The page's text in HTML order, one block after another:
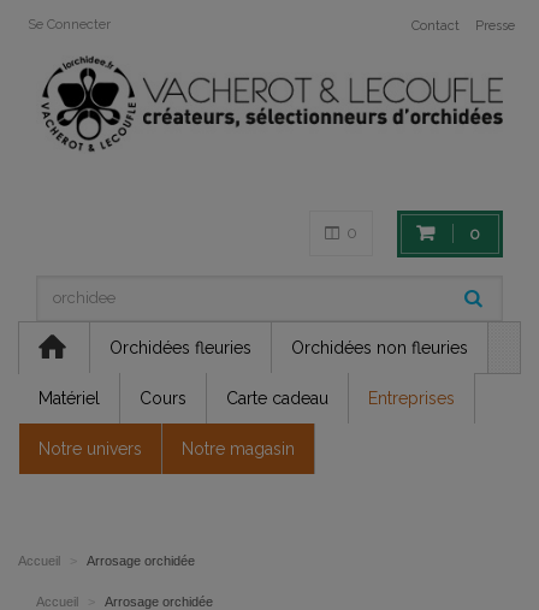
Contact Presse
Se Connecter
0
0
Orchidées fleuries Orchidées non fleuries
Matériel Cours Carte cadeau Entreprises
Notre univers Notre magasin
Accueil Arrosage orchidée
Accueil Arrosage orchidée